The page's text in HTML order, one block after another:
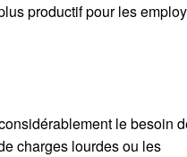
productif pour les
le besoin
charges lourdes ou les